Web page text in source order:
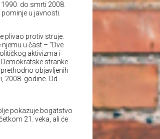
do smrti 2008.
u javnosti.
plivao protiv struje.
u čast – “Dve
aktivizma i
stranke.
objavljenih
2008. godine. Od
pokazuje bogatstvo
21. veka, ali će